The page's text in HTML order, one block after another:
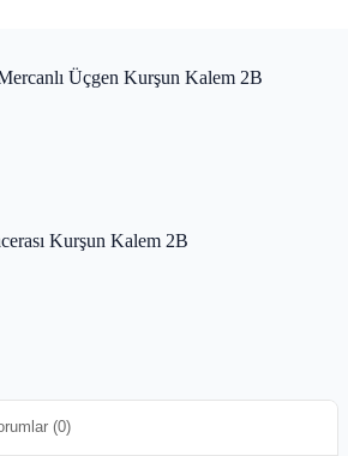
Üçgen Kurşun Kalem 2B
Kurşun Kalem 2B
(0)